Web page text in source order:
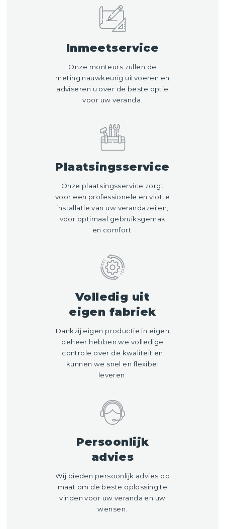
Inmeetservice
Onze monteurs zullen de
meting nauwkeurig uitvoeren en
adviseren u over de beste optie
voor uw veranda.
Plaatsingsservice
Onze plaatsingsservice zorgt
voor een professionele en vlotte
installatie van uw verandazeilen,
voor optimaal gebruiksgemak
en comfort.
Volledig uit
eigen fabriek
Dankzij eigen productie in eigen
beheer hebben we volledige
controle over de kwaliteit en
kunnen we snel en flexibel
leveren.
Persoonlijk
advies
Wij bieden persoonlijk advies op
maat om de beste oplossing te
vinden voor uw veranda en uw
wensen.